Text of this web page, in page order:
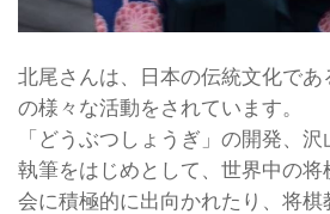
北尾さんは、日本の伝統文化で
の様々な活動をされています。
「どうぶつしょうぎ」の開発、
執筆をはじめとして、世界中の
会に積極的に出向かれたり、将